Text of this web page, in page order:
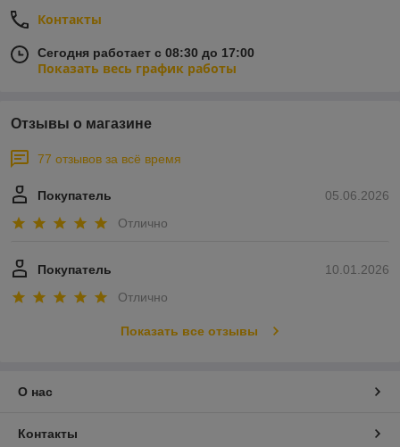
Контакты
Сегодня работает с 08:30 до 17:00
Показать весь график работы
Отзывы о магазине
77 отзывов за всё время
05.06.2026
Покупатель
Отлично
10.01.2026
Покупатель
Отлично
Показать все отзывы
О нас
Контакты